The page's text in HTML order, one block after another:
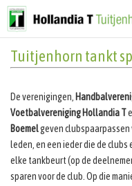
Welkom Programma
Home Zoeken
Tuitjenhorn tankt
De verenigingen,
Voetbalvereniging Hollandia T
Boemelgeven clubspaarpassen
leden, en een ieder die de
elke tankbeurt (op de
sparen voor de club. Op die